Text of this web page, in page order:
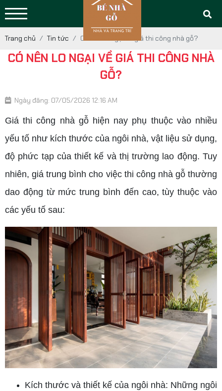
Trang chủ Tin tức Có nên lo ngại về giá thi công nhà gỗ?
CÓ NÊN LO NGẠI VỀ GIÁ THI CÔNG NHÀ
GỖ?
Ngày đăng: 07/05/2026 12:16 AM
Giá thi công nhà gỗ hiện nay phụ thuộc vào nhiều
yếu tố như kích thước của ngôi nhà, vật liệu sử dụng,
độ phức tạp của thiết kế và thị trường lao động. Tuy
nhiên, giá trung bình cho việc thi công nhà gỗ thường
dao động từ mức trung bình đến cao, tùy thuộc vào
các yếu tố sau:
Kích thước và thiết kế của ngôi nhà: Những ngôi